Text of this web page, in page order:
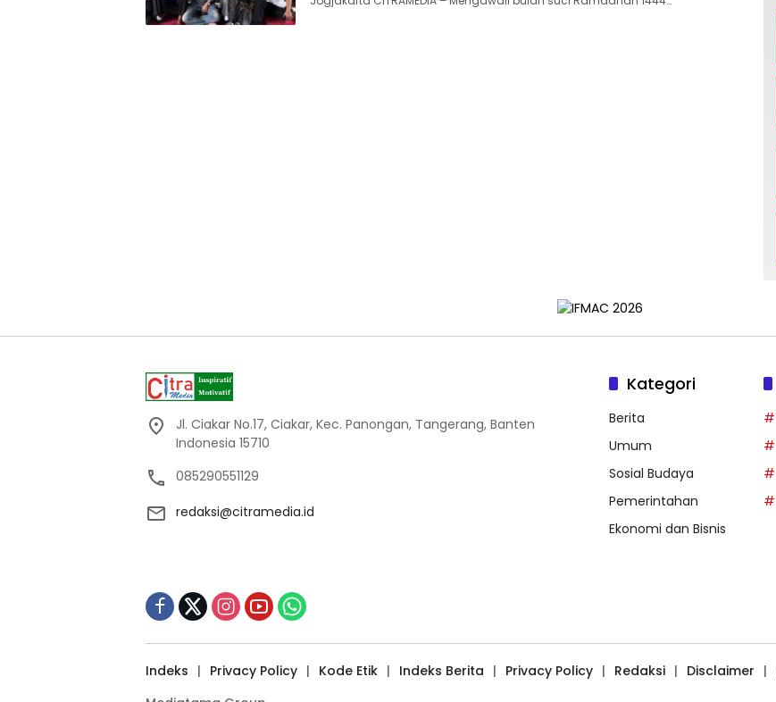
Jl. Ciakar No.17, Ciakar, Kec. Panongan, Tangerang, Banten
Indonesia 15710
085290551129
redaksi@citramedia.id
Kategori
Berita
Umum
Sosial Budaya
Pemerintahan
Ekonomi dan Bisnis
Indeks Privacy Policy Kode Etik Indeks Berita Privacy Policy Redaksi Disclaimer